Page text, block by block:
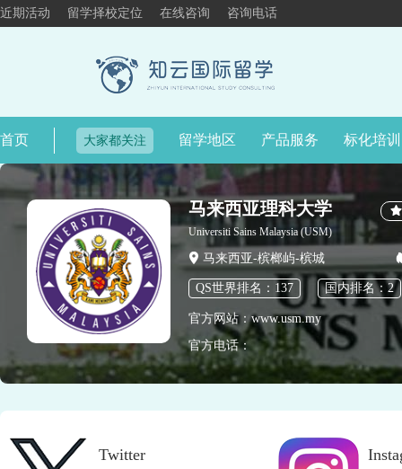
近期活动 留学择校定位 在线咨询 咨询电话
首页 大家都关注 留学地区 产品服务 标化培训
马来西亚理科大学
Universiti Sains Malaysia (USM)
马来西亚-槟榔屿-槟城
QS世界排名：137 国内排名：2
官方网站：www.usm.my
官方电话：
Twitter